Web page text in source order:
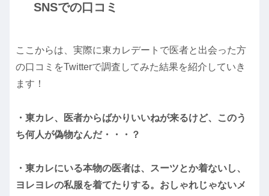
SNSでの口コミ
ここからは、実際に東カレデートで医者と出会った方
の口コミをTwitterで調査してみた結果を紹介していき
ます！
・東カレ、医者からばかりいいねが来るけど、このう
ち何人が偽物なんだ・・・？
・東カレにいる本物の医者は、スーツとか着ないし、
ヨレヨレの私服を着てたりする。おしゃれじゃないメ